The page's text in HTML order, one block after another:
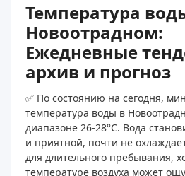
Температура
Новоотрадном:
Ежедневные
архив и прогноз
✅ По состоянию на сегодня,
температура воды в
диапазоне 26-28°C. Вода
и приятной, почти не
для длительного пребывания,
температуре воздуха может